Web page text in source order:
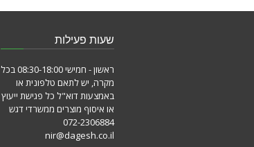
שעות פעילות
ראשון - חמישי 08:30-18:00 בכל
מקרה, יש לתאם טלפונית או
באמצעות דוא"ל כל פגישת ייעוץ
או איסוף מוצרים ממשרדי דגש
072-2306884
nir@dagesh.co.il